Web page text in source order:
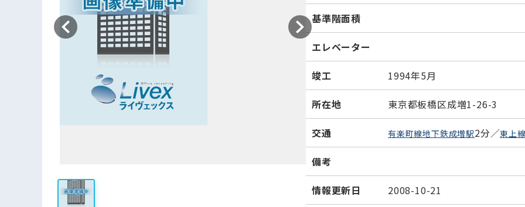
基準階面積
エレベーター
竣工 1994年5月
所在地 東京都板橋区成増1-26-3
交通 有楽町線地下鉄成増駅2分／東上
備考
情報更新日 2008-10-21